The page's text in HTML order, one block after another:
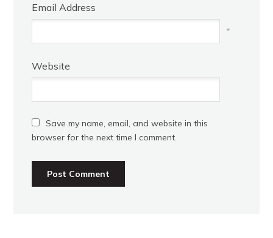
Email Address
*
Website
Save my name, email, and website in this
browser for the next time I comment.